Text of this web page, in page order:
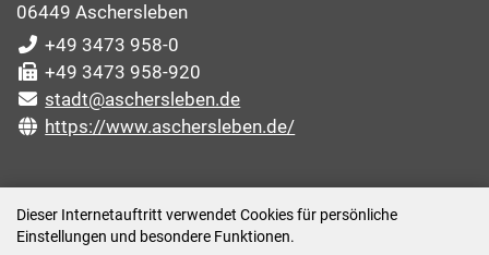
Dieser Internetauftritt verwendet Cookies für persönliche
Einstellungen und besondere Funktionen.
06449 Aschersleben
+49 3473 958-0
+49 3473 958-920
stadt@aschersleben.de
https://www.aschersleben.de/
Montag: 09:00-12:00 /14:00-15:00 Uhr